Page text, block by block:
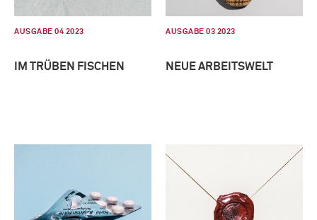
AUSGABE 04 2023
IM TRÜBEN FISCHEN
AUSGABE 03 2023
NEUE ARBEITSWELT